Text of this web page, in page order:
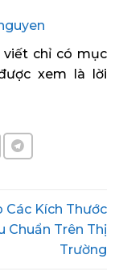
viết chỉ có mục
xem là lời
Các Kích Thước
Chuẩn Trên Thị
Trường